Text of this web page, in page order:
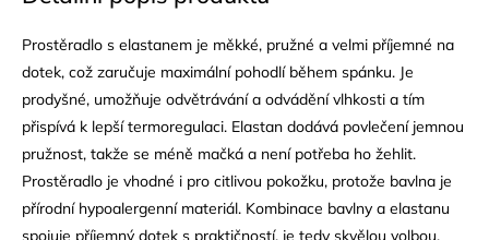
Prostěradlo s elastanem je měkké, pružné a velmi příjemné na
dotek, což zaručuje maximální pohodlí během spánku. Je
prodyšné, umožňuje odvětrávání a odvádění vlhkosti a tím
přispívá k lepší termoregulaci. Elastan dodává povlečení jemnou
pružnost, takže se méně mačká a není potřeba ho žehlit.
Prostěradlo je vhodné i pro citlivou pokožku, protože bavlna je
přírodní hypoalergenní materiál. Kombinace bavlny a elastanu
spojuje příjemný dotek s praktičností, je tedy skvělou volbou.